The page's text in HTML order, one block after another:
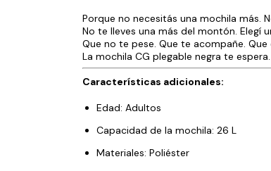
Porque no necesitás una mochila más.
No te lleves una más del montón. Elegí
Que no te pese. Que te acompañe.
La mochila CG plegable negra te
Características adicionales:
Edad: Adultos
Capacidad de la mochila: 26 L
Materiales: Poliéster